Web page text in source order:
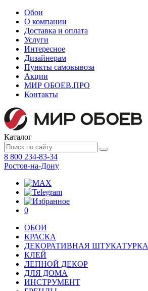
Обои
О компании
Доставка и оплата
Услуги
Интересное
Дизайнерам
Пункты самовывоза
Акции
МИР ОБОЕВ.ПРО
Контакты
Каталог
8 800 234-83-34
Ростов-на-Дону
0
ОБОИ
КРАСКА
ДЕКОРАТИВНАЯ ШТУКАТУРКА
КЛЕЙ
ЛЕПНОЙ ДЕКОР
ДЛЯ ДОМА
ИНСТРУМЕНТ